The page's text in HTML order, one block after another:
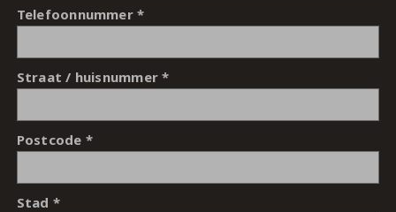
Telefoonnummer
Straat / huisnummer
Postcode
Stad